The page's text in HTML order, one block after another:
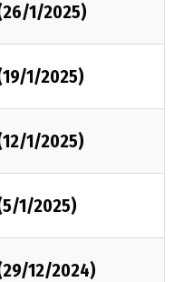
1/2025)
1/2025)
1/2025)
1/2025)
12/2024)